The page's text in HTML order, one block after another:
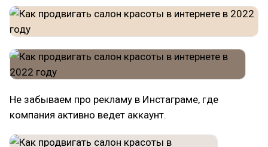
Не забываем про рекламу в Инстаграме, где
компания активно ведет аккаунт.